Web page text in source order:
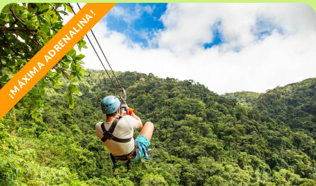
¡MÁXIMA ADRENALINA!